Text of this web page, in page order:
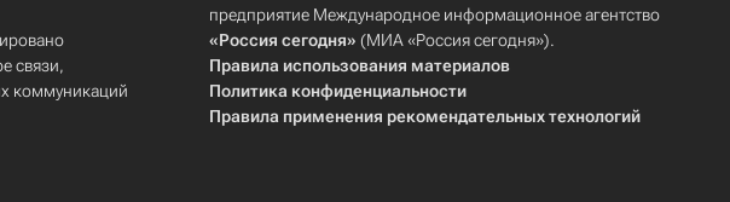
связи,
коммуникаций
предприятие Международное информационное агентство
«Россия сегодня» (МИА «Россия сегодня»).
Правила использования материалов
Политика конфиденциальности
Правила применения рекомендательных технологий